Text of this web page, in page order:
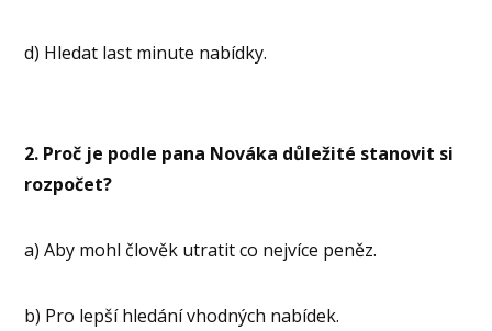
d) Hledat last minute nabídky.
2. Proč je podle pana Nováka důležité stanovit si
rozpočet?
a) Aby mohl člověk utratit co nejvíce peněz.
b) Pro lepší hledání vhodných nabídek.